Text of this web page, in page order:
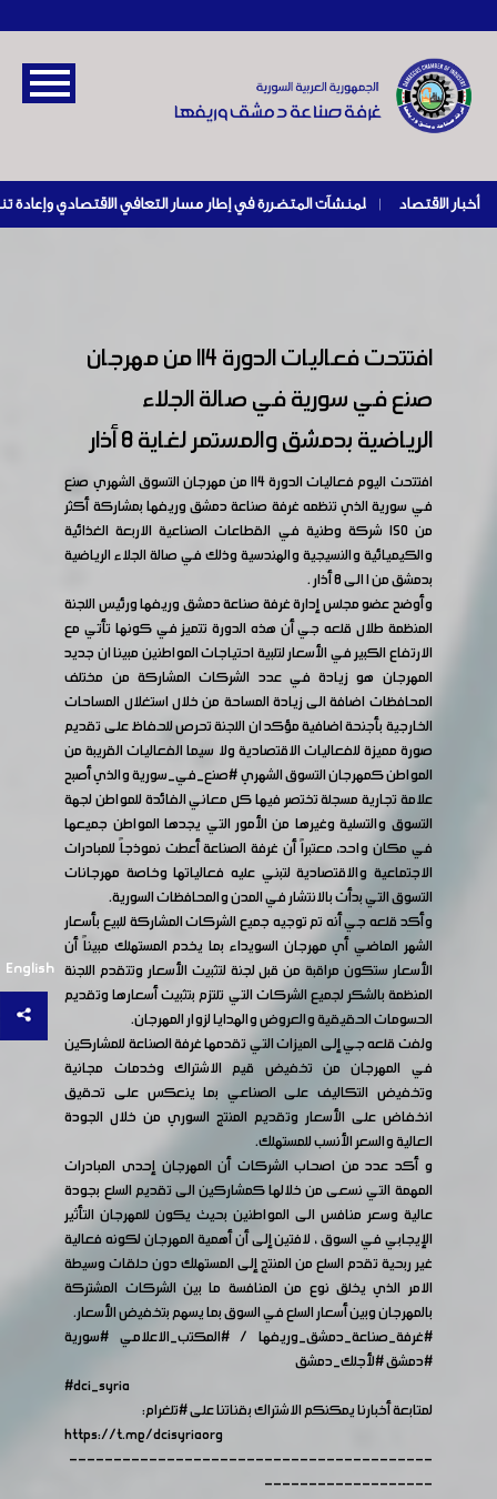
أخبار الاقتصاد |
English
افتتحت فعاليات الدورة ١١٤ من مهرجان
صنع في سورية في صالة الجلاء
الرياضية بدمشق والمستمر لغاية ٨ أذار
افتتحت اليوم فعاليات الدورة ١١٤ من مهرجان التسوق الشهري صنع
في سورية الذي تنظمه غرفة صناعة دمشق وريفها بمشاركة أكثر
من ١٥٠ شركة وطنية في القطاعات الصناعية الاربعة الغذائية
والكيميائية والنسيجية والهندسية وذلك في صالة الجلاء الرياضية
بدمشق من ١ الى ٨ أذار .
وأوضح عضو مجلس إدارة غرفة صناعة دمشق وريفها ورئيس اللجنة
المنظمة طلال قلعه جي أن هذه الدورة تتميز في كونها تأتي مع
الارتفاع الكبير في الأسعار لتلبية احتياجات المواطنين مبينا ان جديد
المهرجان هو زيادة في عدد الشركات المشاركة من مختلف
المحافظات اضافة الى زيادة المساحة من خلال استغلال المساحات
الخارجية بأجنحة اضافية مؤكد ان اللجنة تحرص للحفاظ على تقديم
صورة مميزة للفعاليات الاقتصادية ولا سيما الفعاليات القريبة من
المواطن كمهرجان التسوق الشهري#صنع_في_سوريةوالذي أصبح
علامة تجارية مسجلة تختصر فيها كل معاني الفائدة للمواطن لجهة
التسوق والتسلية وغيرها من الأمور التي يجدها المواطن جميعها
في مكان واحد، معتبراً أن غرفة الصناعة أعطت نموذجاً للمبادرات
الاجتماعية والاقتصادية لتبني عليه فعالياتها وخاصة مهرجانات
التسوق التي بدأت بالانتشار في المدن والمحافظات السورية.
وأكد قلعه جي أنه تم توجيه جميع الشركات المشاركة للبيع بأسعار
الشهر الماضي أي مهرجان السويداء بما يخدم المستهلك مبيناً أن
الأسعار ستكون مراقبة من قبل لجنة لتثبيت الأسعار وتتقدم اللجنة
المنظمة بالشكر لجميع الشركات التي تلتزم بتثبيت أسعارها وتقديم
الحسومات الحقيقية والعروض والهدايا لزوار المهرجان.
ولفت قلعه جي إلى الميزات التي تقدمها غرفة الصناعة للمشاركين
في المهرجان من تخفيض قيم الاشتراك وخدمات مجانية
وتخفيض التكاليف على الصناعي بما ينعكس على تحقيق
انخفاض على الأسعار وتقديم المنتج السوري من خلال الجودة
العالية والسعر الأنسب للمستهلك.
و أكد عدد من اصحاب الشركات أن المهرجان إحدى المبادرات
المهمة التي نسعى من خلالها كمشاركين الى تقديم السلع بجودة
عالية وسعر منافس الى المواطنين بحيث يكون للمهرجان التأثير
الإيجابي في السوق ، لافتين إلى أن أهمية المهرجان لكونه فعالية
غير ربحية تقدم السلع من المنتج إلى المستهلك دون حلقات وسيطة
الامر الذي يخلق نوع من المنافسة ما بين الشركات المشتركة
بالمهرجان وبين أسعار السلع في السوق بما يسهم بتخفيض الأسعار.
#غرفة_صناعة_دمشق_وريفها /#المكتب_الاعلامي #سورية
#دمشق#لأجلك_دمشق
#dci_syria
لمتابعة أخبارنا يمكنكم الاشتراك بقناتنا على#تلغرام:
https://t.me/dcisyriaorg
-----------------------------------------
-------------------